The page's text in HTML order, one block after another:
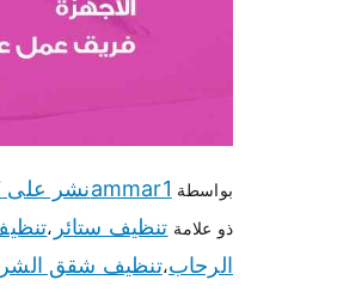
بواسطة ammar1نشر على
ذو علامة تنظيف ستائر ،
الرحاب،تنظيف شقق